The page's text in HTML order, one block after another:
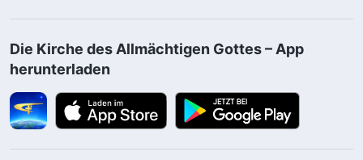
Die Kirche des Allmächtigen Gottes – App
herunterladen